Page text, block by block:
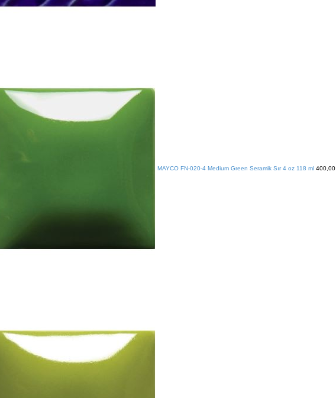
MAYCO FN-020-4 Medium Green Seramik Sır 4 oz 118 ml 400,00